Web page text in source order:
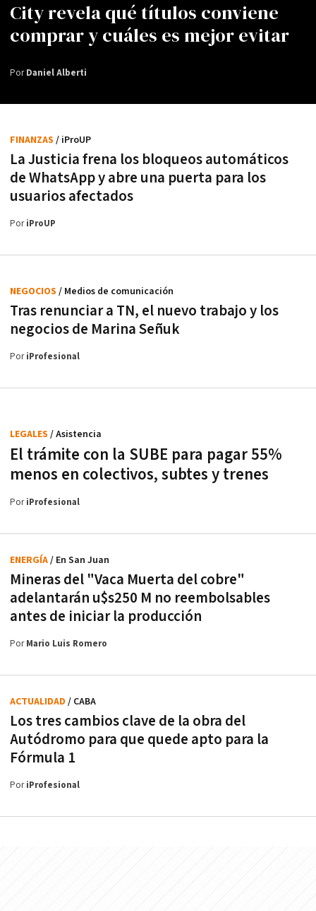
City revela qué títulos conviene
comprar y cuáles es mejor evitar
PorDaniel Alberti
La Justicia frena los bloqueos automáticos
de WhatsApp y abre una puerta para los
usuarios afectados
FINANZAS / iProUP
PoriProUP
Tras renunciar a TN, el nuevo trabajo y los
negocios de Marina Señuk
NEGOCIOS / Medios de comunicación
PoriProfesional
El trámite con la SUBE para pagar 55%
menos en colectivos, subtes y trenes
LEGALES / Asistencia
PoriProfesional
Mineras del "Vaca Muerta del cobre"
adelantarán u$s250 M no reembolsables
antes de iniciar la producción
ENERGÍA/ En San Juan
PorMario Luis Romero
Los tres cambios clave de la obra del
Autódromo para que quede apto para la
Fórmula 1
ACTUALIDAD / CABA
PoriProfesional